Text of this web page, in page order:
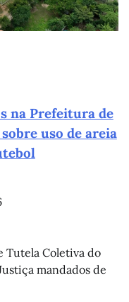
na Prefeitura de
uso de areia
Tutela Coletiva do
mandados de